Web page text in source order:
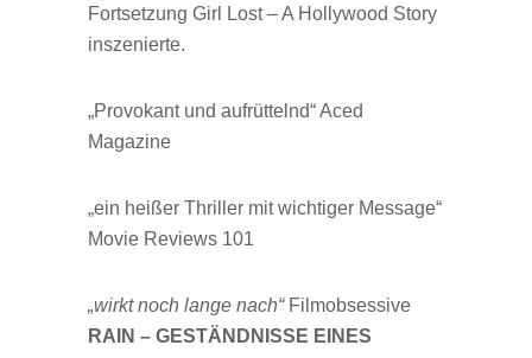
Fortsetzung Girl Lost – A Hollywood Story
inszenierte.
„Provokant und aufrüttelnd“ Aced
Magazine
„ein heißer Thriller mit wichtiger Message“
Movie Reviews 101
„wirkt noch lange nach“Filmobsessive
RAIN – GESTÄNDNISSE EINES